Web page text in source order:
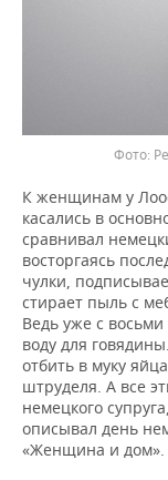
К женщинам у
касались в
сравнивал
восторгаясь
чулки,
стирает пыль с
Ведь уже с восьми
воду для
отбить в муку
штруделя. А все
немецкого
описывал день
«Женщина и дом».